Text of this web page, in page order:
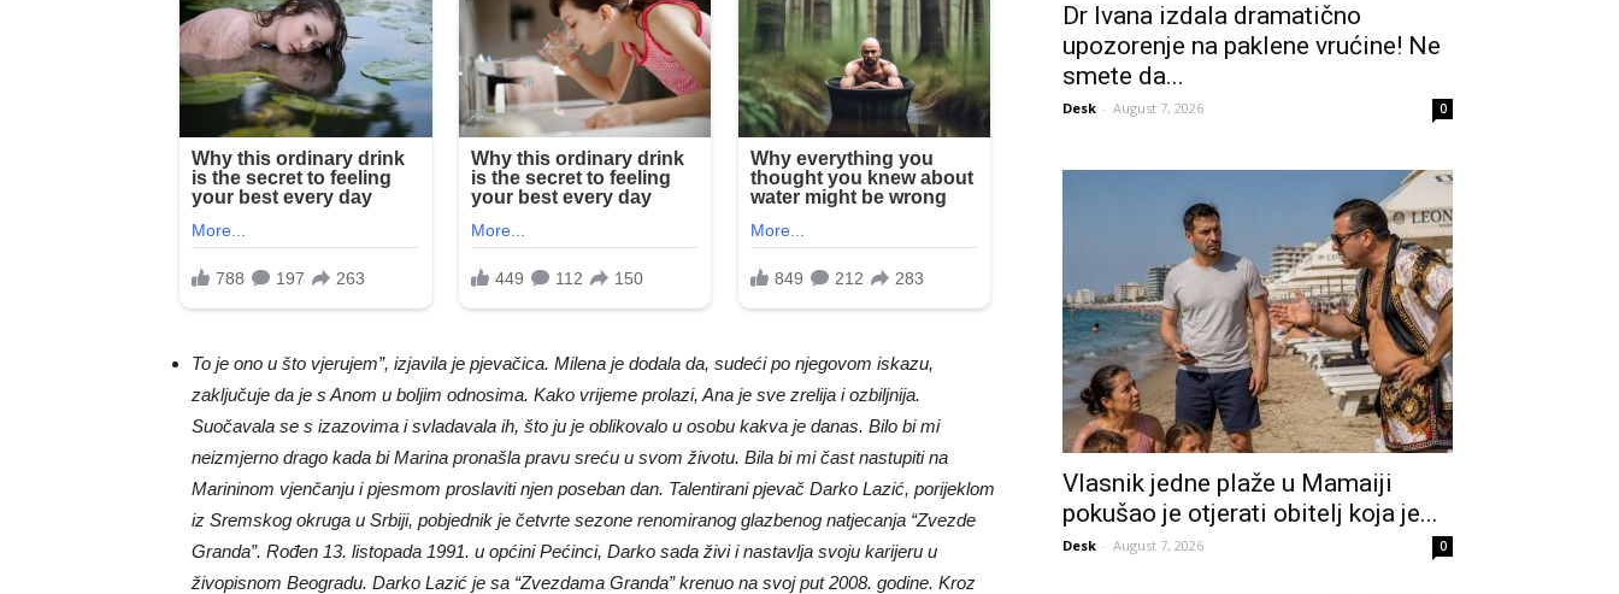
To je ono u što vjerujem”, izjavila je pjevačica. Milena je dodala da, sudeći po njegovom iskazu,
zaključuje da je s Anom u boljim odnosima. Kako vrijeme prolazi, Ana je sve zrelija i ozbiljnija.
Suočavala se s izazovima i svladavala ih, što ju je oblikovalo u osobu kakva je danas. Bilo bi mi
neizmjerno drago kada bi Marina pronašla pravu sreću u svom životu. Bila bi mi čast nastupiti na
Marininom vjenčanju i pjesmom proslaviti njen poseban dan. Talentirani pjevač Darko Lazić, porijeklom
iz Sremskog okruga u Srbiji, pobjednik je četvrte sezone renomiranog glazbenog natjecanja “Zvezde
Granda”. Rođen 13. listopada 1991. u općini Pećinci, Darko sada živi i nastavlja svoju karijeru u
živopisnom Beogradu. Darko Lazić je sa “Zvezdama Granda” krenuo na svoj put 2008. godine. Kroz
Dr Ivana izdala dramatično
upozorenje na paklene vrućine! Ne
smete da...
Desk - August 7, 2026 0
Vlasnik jedne plaže u Mamaiji
pokušao je otjerati obitelj koja je...
Desk - August 7, 2026 0